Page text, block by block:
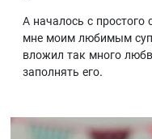
А началось с простого
мне моим любимым
вложил так много
заполнять его.